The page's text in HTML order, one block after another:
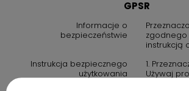
GPSR
Informacje o
bezpieczeństwie
zgodnego
instrukcją
Instrukcja bezpiecznego
użytkowania
1.
Używaj